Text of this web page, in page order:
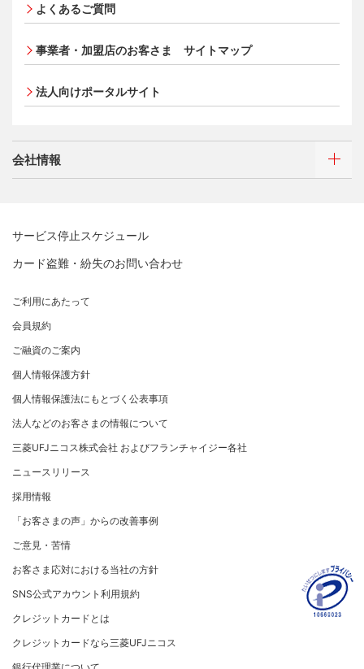
Apple Pay
タッチ決済
ポイントプログラム
特典・サービス
カードローン・キャッシング
お客さまサポート
会員サイト
特典・サービス
選べるお支払方法
サイトマップ
会員サイト
ポイントプログラム
キャッシング
お客さまサポート
大規模企業のお客さまだけにご利用いただけるサービス
法人向けポータルサイト
[EC加盟店さまへ] 情報漏えい対策のお願い
[EC加盟店さまへ] 不正ログイン対策のお願い
[EC加盟店さまへ] EMV3Dセキュアの導入について
[対面加盟店さまへ] 不正利用対策のお願い
売上に関するお手続き
加盟店振込明細WEBサービスのご案内
各種お問い合わせ
クレジット決済端末機
ECサイト向け決済代行サービス（株式会社ペイジェン
セキュリティサービス
よくあるご質問
事業者・加盟店のお客さま サイトマップ
法人向けポータルサイト
会社情報
三菱UFJニコスについて
経営ビジョン・行動規範
企業姿勢・ポリシー
コンプライアンス
コーポレートガバナンスについて
情報セキュリティの取り組み
リスク管理
マネー・ローンダリングおよびテロ資金供与等の対策に
関する取り組み
個人情報保護方針
クレジットポリシー
金融商品販売などの勧誘方針
お客さま応対における当社の方針
サステナビリティへの取り組み
サステナビリティへの取り組み
SDGsの達成に向けて
復興支援活動
お客さまに寄り添う
従業員とともに
MUFGグループ/サステナビリティサイト
ニュースリリース
お問い合わせ
重要なお知らせ
サービス停止スケジュール
カード盗難・紛失のお問い合わせ
ご利用にあたって
会員規約
ご融資のご案内
個人情報保護方針
個人情報保護法にもとづく公表事項
法人などのお客さまの情報について
三菱UFJニコス株式会社 およびフランチャイジー各社
ニュースリリース
採用情報
「お客さまの声」からの改善事例
ご意見・苦情
お客さま応対における当社の方針
SNS公式アカウント利用規約
クレジットカードとは
クレジットカードなら三菱UFJニコス